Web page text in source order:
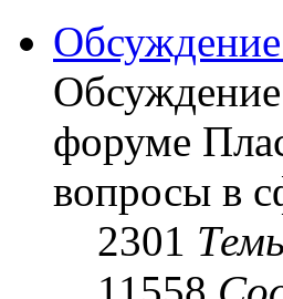
Обсуждение
Обсуждение
форуме
вопросы в
2301